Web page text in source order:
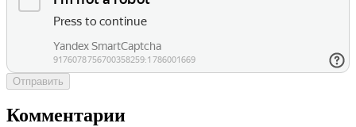
Отправить
Комментарии